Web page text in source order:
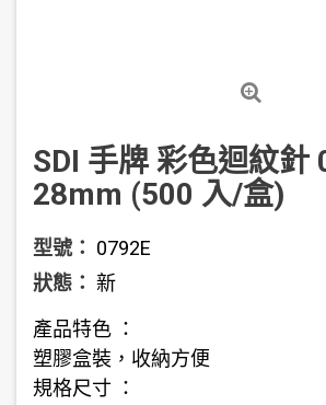
SDI 手牌 彩色迴紋針
28mm (500 入/盒)
型號： 0792E
狀態： 新
產品特色 ：
塑膠盒裝，收納方便
規格尺寸 ：